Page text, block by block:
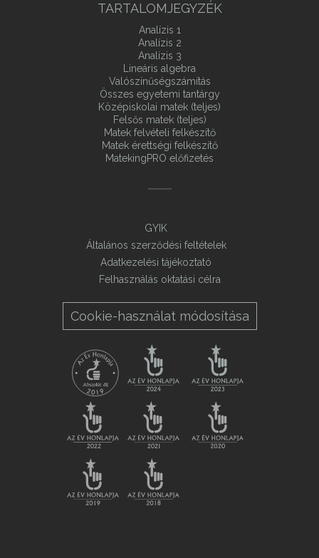
TARTALOMJEGYZÉK
Analízis 1
Analízis 2
Analízis 3
Lineáris algebra
Valószínűségszámítás
Összes egyetemi tantárgy
Középiskolai matek (teljes)
Felsős matek (teljes)
Matek felvételi felkészítő
Matek érettségi felkészítő
MatekingPRO előfizetés
GYIK
Általános szerződési feltételek
Adatkezelési tájékoztató
Felhasználás oktatási célra
Cookie-használat módosítása